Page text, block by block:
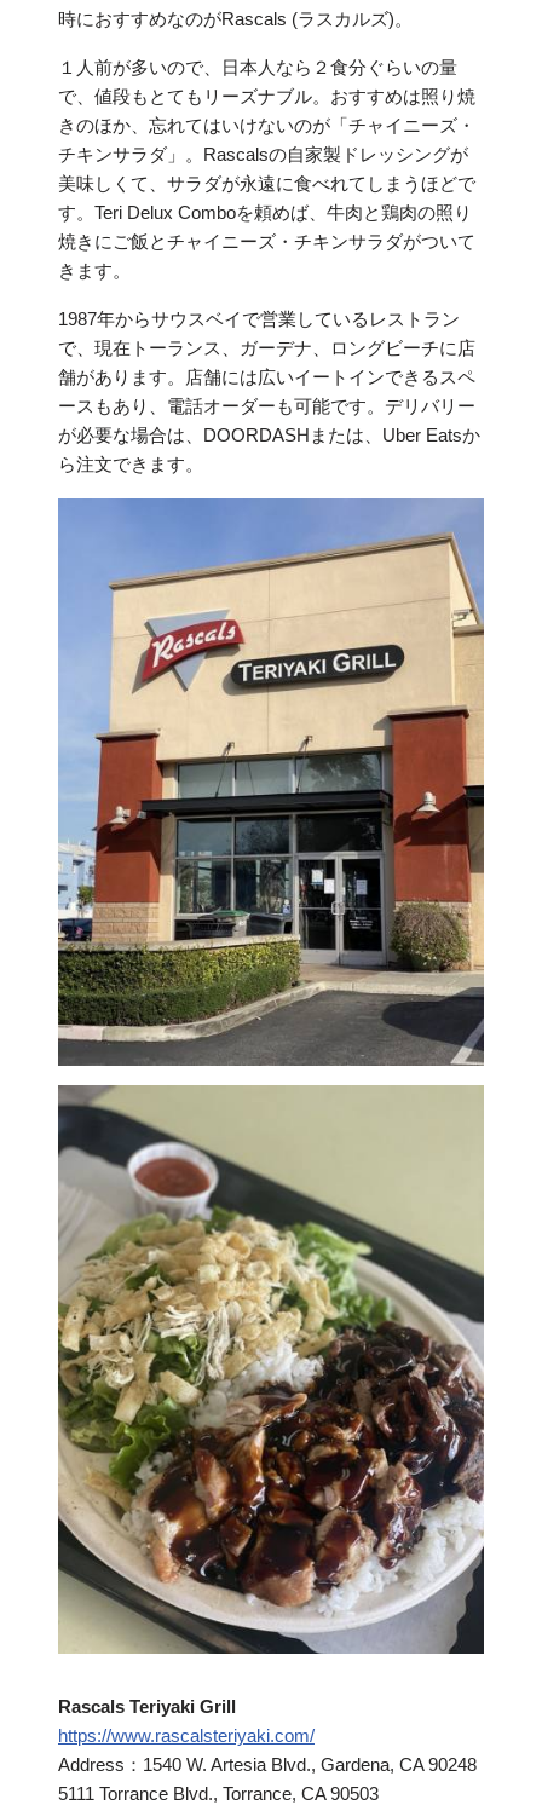
時におすすめなのがRascals (ラスカルズ)。
１人前が多いので、日本人なら２食分ぐらいの量
で、値段もとてもリーズナブル。おすすめは照り焼
きのほか、忘れてはいけないのが「チャイニーズ・
チキンサラダ」。Rascalsの自家製ドレッシングが
美味しくて、サラダが永遠に食べれてしまうほどで
す。Teri Delux Comboを頼めば、牛肉と鶏肉の照り
焼きにご飯とチャイニーズ・チキンサラダがついて
きます。
1987年からサウスベイで営業しているレストラン
で、現在トーランス、ガーデナ、ロングビーチに店
舗があります。店舗には広いイートインできるスペ
ースもあり、電話オーダーも可能です。デリバリー
が必要な場合は、DOORDASHまたは、Uber Eatsか
ら注文できます。
Rascals Teriyaki Grill
https://www.rascalsteriyaki.com/
Address：1540 W. Artesia Blvd., Gardena, CA 90248
5111 Torrance Blvd., Torrance, CA 90503